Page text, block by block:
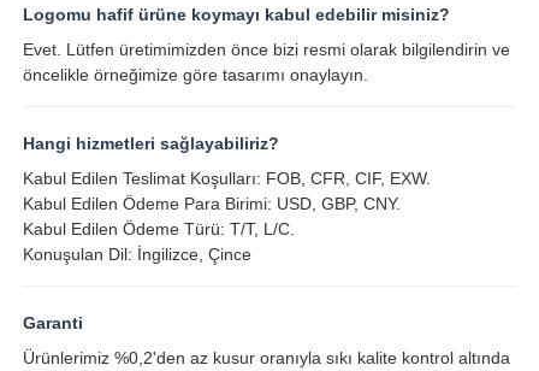
Logomu hafif ürüne koymayı kabul edebilir misiniz?
Evet. Lütfen üretimimizden önce bizi resmi olarak bilgilendirin ve
öncelikle örneğimize göre tasarımı onaylayın.
Hangi hizmetleri sağlayabiliriz?
Kabul Edilen Teslimat Koşulları: FOB, CFR, CIF, EXW.
Kabul Edilen Ödeme Para Birimi: USD, GBP, CNY.
Kabul Edilen Ödeme Türü: T/T, L/C.
Konuşulan Dil: İngilizce, Çince
Garanti
Ürünlerimiz %0,2'den az kusur oranıyla sıkı kalite kontrol altında